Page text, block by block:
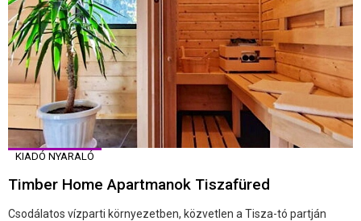
KIADÓ NYARALÓ
Timber Home Apartmanok Tiszafüred
Csodálatos vízparti környezetben, közvetlen a Tisza-tó partján